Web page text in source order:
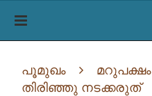
പൂമുഖം മറുപക്ഷം
തിരിഞ്ഞു നടക്കരുത്